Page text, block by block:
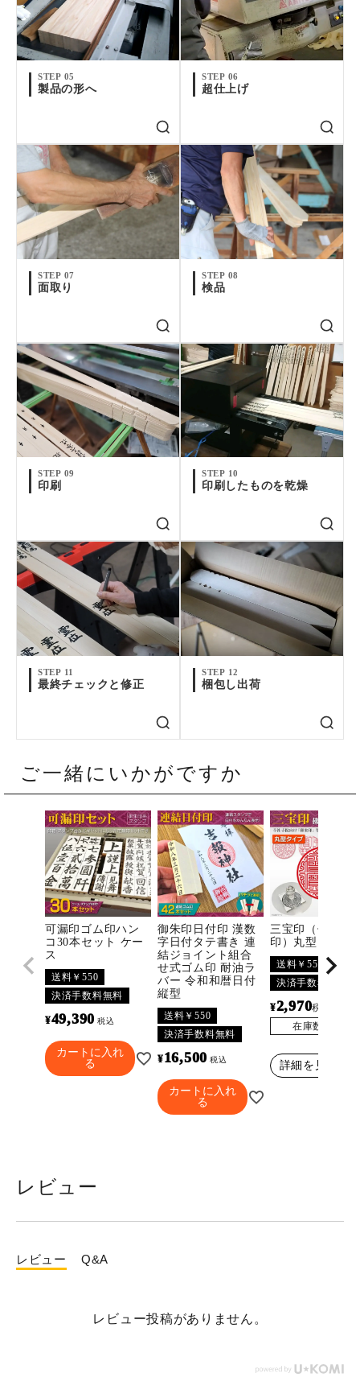
STEP 05
製品の形へ
STEP 06
超仕上げ
STEP 07
面取り
STEP 08
検品
STEP 09
印刷
STEP 10
印刷したものを乾燥
STEP 11
最終チェックと修正
STEP 12
梱包し出荷
ご一緒にいかがですか
可漏印ゴム印ハン
コ30本セット ケー
ス
送料￥550
決済手数料無料
¥49,390 税込
カートに入れ
る
御朱印日付印 漢数
字日付タテ書き 連
結ジョイント組合
せ式ゴム印 耐油ラ
バー 令和和暦日付
縦型
送料￥550
決済手数料無料
¥16,500 税込
カートに入れ
る
三宝印（佛法僧
印）丸型
送料￥550
決済手数料無料
¥2,970税込
在庫数
詳細を見る
レビュー
レビュー Q&A
レビュー投稿がありません。